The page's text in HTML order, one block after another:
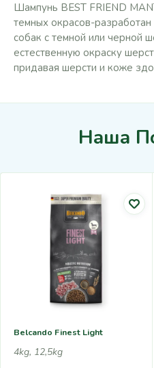
Шампунь BEST FRIEND
темных окрасов-
собак с темной или черной
естественную окраску
придавая шерсти и коже
Наша
Belcando Finest Light
4kg, 12,5kg